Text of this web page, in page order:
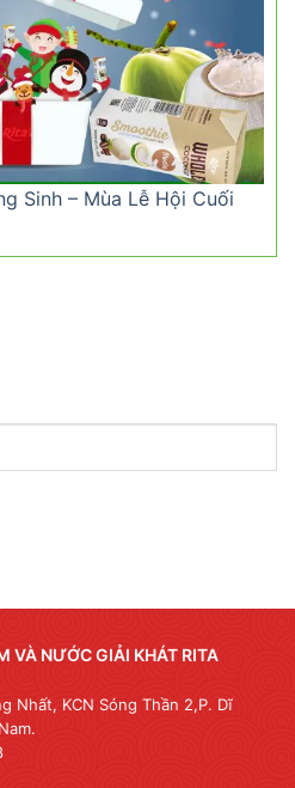
Sinh – Mùa Lễ Hội Cuối
VÀ NƯỚC GIẢI KHÁT RITA
Nhất, KCN Sóng Thần 2,P. Dĩ